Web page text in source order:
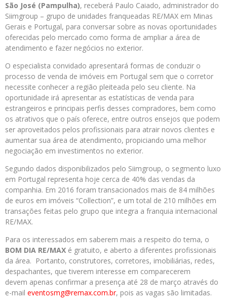
São José (Pampulha), receberá Paulo Caiado, administrador do
Siimgroup – grupo de unidades franqueadas RE/MAX em Minas
Gerais e Portugal, para conversar sobre as novas oportunidades
oferecidas pelo mercado como forma de ampliar a área de
atendimento e fazer negócios no exterior.
O especialista convidado apresentará formas de conduzir o
processo de venda de imóveis em Portugal sem que o corretor
necessite conhecer a região pleiteada pelo seu cliente. Na
oportunidade irá apresentar as estatísticas de venda para
estrangeiros e principais perfis desses compradores, bem como
os atrativos que o país oferece, entre outros ensejos que podem
ser aproveitados pelos profissionais para atrair novos clientes e
aumentar sua área de atendimento, propiciando uma melhor
negociação em investimentos no exterior.
Segundo dados disponibilizados pelo Siimgroup, o segmento luxo
em Portugal representa hoje cerca de 40% das vendas da
companhia. Em 2016 foram transacionados mais de 84 milhões
de euros em imóveis “Collection”, e um total de 210 milhões em
transações feitas pelo grupo que integra a franquia internacional
RE/MAX.
Para os interessados em saberem mais a respeito do tema, o
BOM DIA RE/MAX é gratuito, e aberto a diferentes profissionais
da área. Portanto, construtores, corretores, imobiliárias, redes,
despachantes, que tiverem interesse em comparecerem
devem apenas confirmar a presença até 28 de março através do
e-mail eventosmg@remax.com.br, pois as vagas são limitadas.